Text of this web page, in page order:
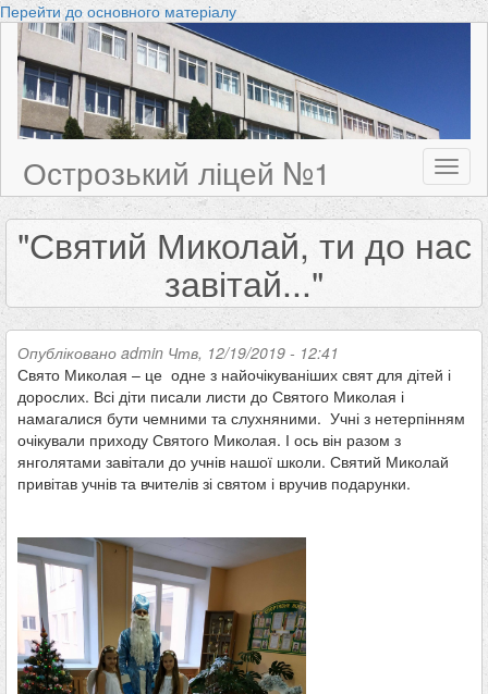
Перейти до основного матеріалу
Острозький ліцей №1
"Святий Миколай, ти до нас
завітай..."
Опубліковано admin Чтв, 12/19/2019 - 12:41
Свято Миколая – це одне з найочікуваніших свят для дітей і
дорослих. Всі діти писали листи до Святого Миколая і
намагалися бути чемними та слухняними. Учні з нетерпінням
очікували приходу Святого Миколая. І ось він разом з
янголятами завітали до учнів нашої школи. Святий Миколай
привітав учнів та вчителів зі святом і вручив подарунки.